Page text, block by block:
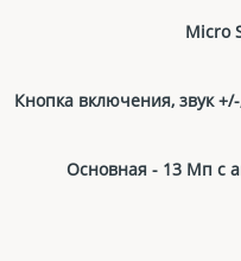
Micro
Кнопка включения, звук
Основная - 13 Мп с